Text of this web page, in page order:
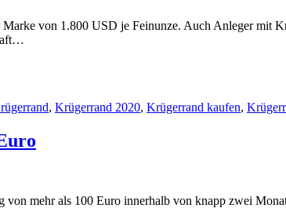
Marke von 1.800 USD je Feinunze. Auch Anleger
, Krügerrand 2020, Krügerrand kaufen,
mehr als 100 Euro innerhalb von knapp zwei